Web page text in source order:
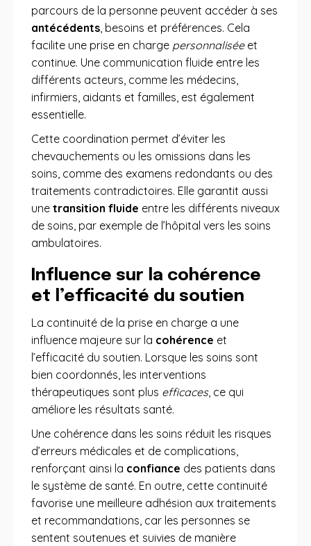
parcours de la personne peuvent accéder à ses
antécédents, besoins et préférences. Cela
facilite une prise en charge personnaliséeet
continue. Une communication fluide entre les
différents acteurs, comme les médecins,
infirmiers, aidants et familles, est également
essentielle.
Cette coordination permet d’éviter les
chevauchements ou les omissions dans les
soins, comme des examens redondants ou des
traitements contradictoires. Elle garantit aussi
une transition fluide entre les différents niveaux
de soins, par exemple de l’hôpital vers les soins
ambulatoires.
Influence sur la cohérence
et l’efficacité du soutien
La continuité de la prise en charge a une
influence majeure sur la cohérence et
l’efficacité du soutien. Lorsque les soins sont
bien coordonnés, les interventions
thérapeutiques sont plus efficaces, ce qui
améliore les résultats santé.
Une cohérence dans les soins réduit les risques
d’erreurs médicales et de complications,
renforçant ainsi la confiance des patients dans
le système de santé. En outre, cette continuité
favorise une meilleure adhésion aux traitements
et recommandations, car les personnes se
sentent soutenues et suivies de manière